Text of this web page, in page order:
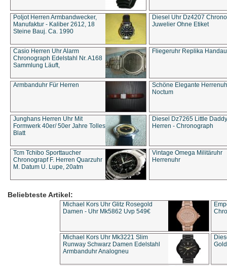
Poljot Herren Armbandwecker,
Manufaktur - Kaliber 2612, 18
Steine Bauj. Ca. 1990
Diesel Uhr Dz4207
Juwelier Ohne Etiket
Casio Herren Uhr Alarm
Chronograph Edelstahl Nr. A168
Sammlung Läuft,
Fliegeruhr Replika
Armbanduhr Für Herren
Schöne Elegante
Noctum
Junghans Herren Uhr Mit
Formwerk 40er/ 50er Jahre Tolles
Blatt
Diesel Dz7265 Little Daddy
Herren - Chronograph
Tcm Tchibo Sporttaucher
Chronograpf F. Herren Quarzuhr
M. Datum U. Lupe, 20atm
Vintage Omega Militäruhr
Herrenuhr
Beliebteste Artikel:
Michael Kors Uhr Glitz Rosegold
Damen - Uhr Mk5862 Uvp 549€
Michael Kors Uhr Mk3221 Slim
Runway Schwarz Damen Edelstahl
Armbanduhr Analogneu